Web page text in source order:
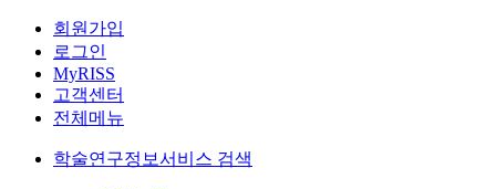
회원가입
로그인
MyRISS
고객센터
전체메뉴
학술연구정보서비스 검색